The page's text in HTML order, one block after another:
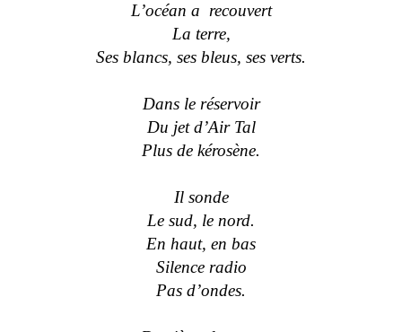
L’océan a recouvert
La terre,
Ses blancs, ses bleus, ses verts.
Dans le réservoir
Du jet d’Air Tal
Plus de kérosène.
Il sonde
Le sud, le nord.
En haut, en bas
Silence radio
Pas d’ondes.